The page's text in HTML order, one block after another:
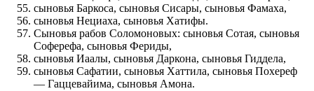
сыновья Баркоса, сыновья Сисары, сыновья Фамаха,
сыновья Нециаха, сыновья Хатифы.
Сыновья рабов Соломоновых: сыновья Сотая, сыновья
Соферефа, сыновья Фериды,
сыновья Иаалы, сыновья Даркона, сыновья Гиддела,
сыновья Сафатии, сыновья Хаттила, сыновья Похереф
— Гаццевайима, сыновья Амона.